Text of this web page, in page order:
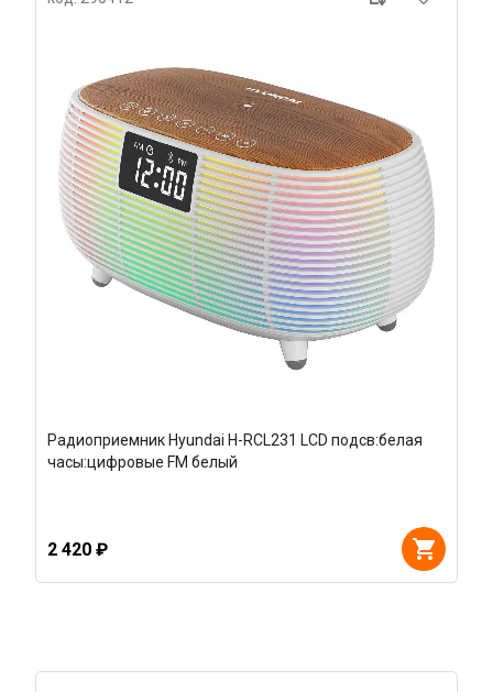
Радиоприемник Hyundai H-RCL231 LCD подсв:белая
часы:цифровые FM белый
2 420 ₽